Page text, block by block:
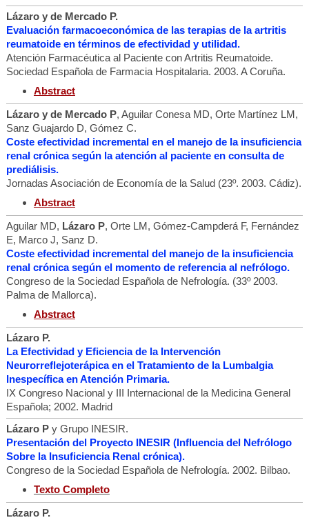
Lázaro y de Mercado P.
Evaluación farmacoeconómica de las terapias de la artritis
reumatoide en términos de efectividad y utilidad.
Atención Farmacéutica al Paciente con Artritis Reumatoide.
Sociedad Española de Farmacia Hospitalaria. 2003. A Coruña.
Abstract
Lázaro y de Mercado P, Aguilar Conesa MD, Orte Martínez LM,
Sanz Guajardo D, Gómez C.
Coste efectividad incremental en el manejo de la insuficiencia
renal crónica según la atención al paciente en consulta de
prediálisis.
Jornadas Asociación de Economía de la Salud (23º. 2003. Cádiz).
Abstract
Aguilar MD, Lázaro P, Orte LM, Gómez-Campderá F, Fernández
E, Marco J, Sanz D.
Coste efectividad incremental del manejo de la insuficiencia
renal crónica según el momento de referencia al nefrólogo.
Congreso de la Sociedad Española de Nefrología. (33º 2003.
Palma de Mallorca).
Abstract
Lázaro P.
La Efectividad y Eficiencia de la Intervención
Neurorreflejoterápica en el Tratamiento de la Lumbalgia
Inespecífica en Atención Primaria.
IX Congreso Nacional y III Internacional de la Medicina General
Española; 2002. Madrid
Lázaro Py Grupo INESIR.
Presentación del Proyecto INESIR (Influencia del Nefrólogo
Sobre la Insuficiencia Renal crónica).
Congreso de la Sociedad Española de Nefrología. 2002. Bilbao.
Texto Completo
Lázaro P.